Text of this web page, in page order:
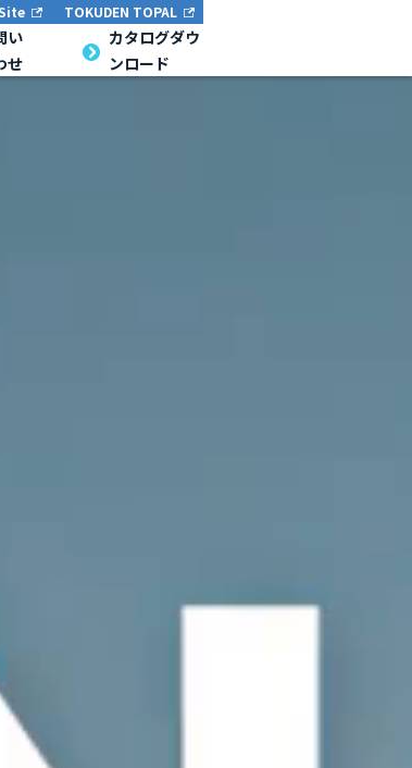
TOKUDEN TOPAL
い
せ
カタログダウ
ンロード
合
カタログダウン
ロード